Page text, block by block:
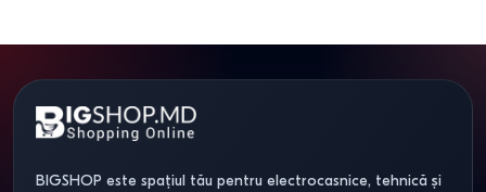
BIGSHOP este spațiul tău pentru electrocasnice, tehnică și